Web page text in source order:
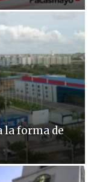
la forma de